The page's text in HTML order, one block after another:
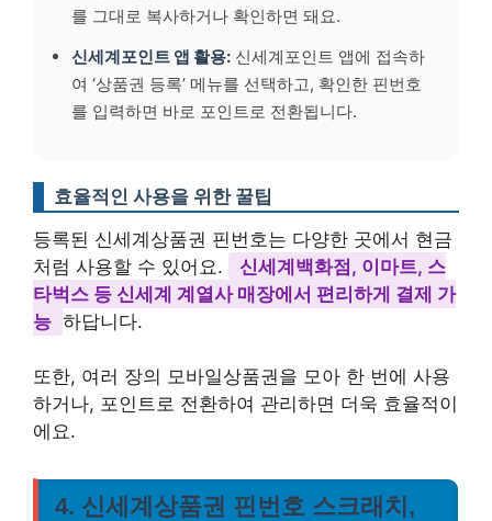
를 그대로 복사하거나 확인하면 돼요.
신세계포인트 앱 활용: 신세계포인트 앱에 접속하
여 ‘상품권 등록’ 메뉴를 선택하고, 확인한 핀번호
를 입력하면 바로 포인트로 전환됩니다.
효율적인 사용을 위한 꿀팁
등록된 신세계상품권 핀번호는 다양한 곳에서 현금
처럼 사용할 수 있어요.
신세계백화점, 이마트, 스
타벅스 등 신세계 계열사 매장에서 편리하게 결제 가
능 하답니다.
또한, 여러 장의 모바일상품권을 모아 한 번에 사용
하거나, 포인트로 전환하여 관리하면 더욱 효율적이
에요.
4. 신세계상품권 핀번호 스크래치,